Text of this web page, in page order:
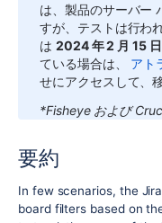
は、製品のサーバー
すが、テストは行わ
は 2024 年 2 月 15 日
ている場合は、
アト
せにアクセスして、
*Fisheye および
要約
In few scenarios, the
board filters based on